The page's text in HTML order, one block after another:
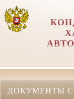
ДОКУМЕНТЫ